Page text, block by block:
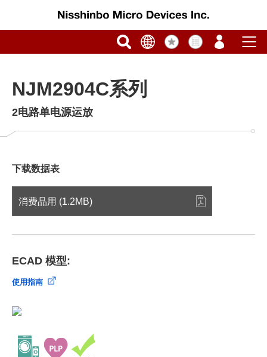
NJM2904C系列
2电路单电源运放
下载数据表
消费品用 (1.2MB)
ECAD 模型:
使用指南